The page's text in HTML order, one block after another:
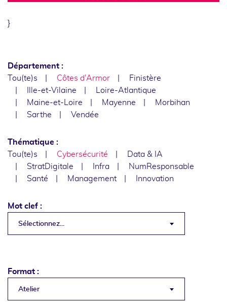
}
Département :
Tou(te)s
Côtes d'Armor
Finistère
Ille-et-Vilaine
Loire-Atlantique
Maine-et-Loire
Mayenne
Morbihan
Sarthe
Vendée
Thématique :
Tou(te)s
Cybersécurité
Data & IA
StratDigitale
Infra
NumResponsable
Santé
Management Innovation
Mot clef :
Sélectionnez...
Format :
Atelier